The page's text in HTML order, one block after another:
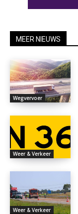
MEER NIEUWS
Wegvervoer
Weer & Verkeer
Weer & Verkeer